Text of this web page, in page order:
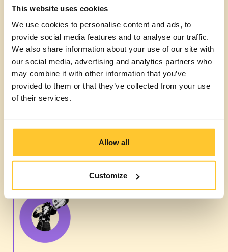
This website uses cookies
We use cookies to personalise content and ads, to
provide social media features and to analyse our traffic.
We also share information about your use of our site with
our social media, advertising and analytics partners who
may combine it with other information that you’ve
provided to them or that they’ve collected from your use
of their services.
Allow all
Customize
En daarna?